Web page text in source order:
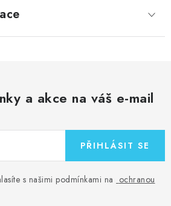
a akce na váš e-mail
s našimi podmínkami na ochranou
PŘIHLÁSIT SE